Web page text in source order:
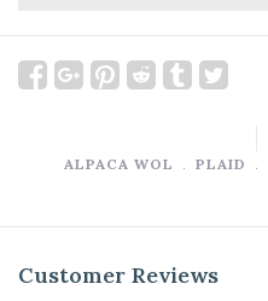
ALPACA WOL
﹒ PLAID ﹒
Customer Reviews